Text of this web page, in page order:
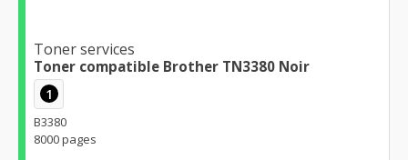
Toner services
Toner compatible Brother TN3380 Noir
1
B3380
8000 pages